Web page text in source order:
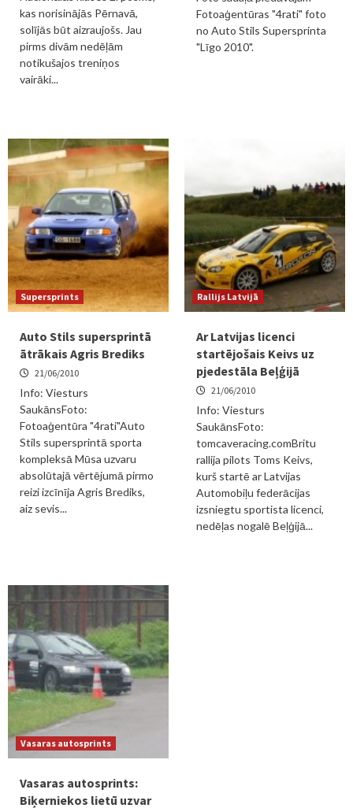
kas norisinājās Pērnavā,
solījās būt aizraujošs. Jau
pirms divām nedēļām
notikušajos treniņos
vairāki...
Fotoaģentūras "4rati" foto
no Auto Stils Supersprinta
"Līgo 2010".
Supersprints
Auto Stils supersprintā
ātrākais Agris Brediks
21/06/2010
Info: Viesturs
SaukānsFoto:
Fotoaģentūra "4rati"Auto
Stils supersprintā sporta
kompleksā Mūsa uzvaru
absolūtajā vērtējumā pirmo
reizi izcīnīja Agris Brediks,
aiz sevis...
Rallijs Latvijā
Ar Latvijas licenci
startējošais Keivs uz
pjedestāla Beļģijā
21/06/2010
Info: Viesturs
SaukānsFoto:
tomcaveracing.comBritu
rallija pilots Toms Keivs,
kurš startē ar Latvijas
Automobiļu federācijas
izsniegtu sportista licenci,
nedēļas nogalē Beļģijā...
Vasaras autosprints
Vasaras autosprints:
Biķerniekos lietū uzvar